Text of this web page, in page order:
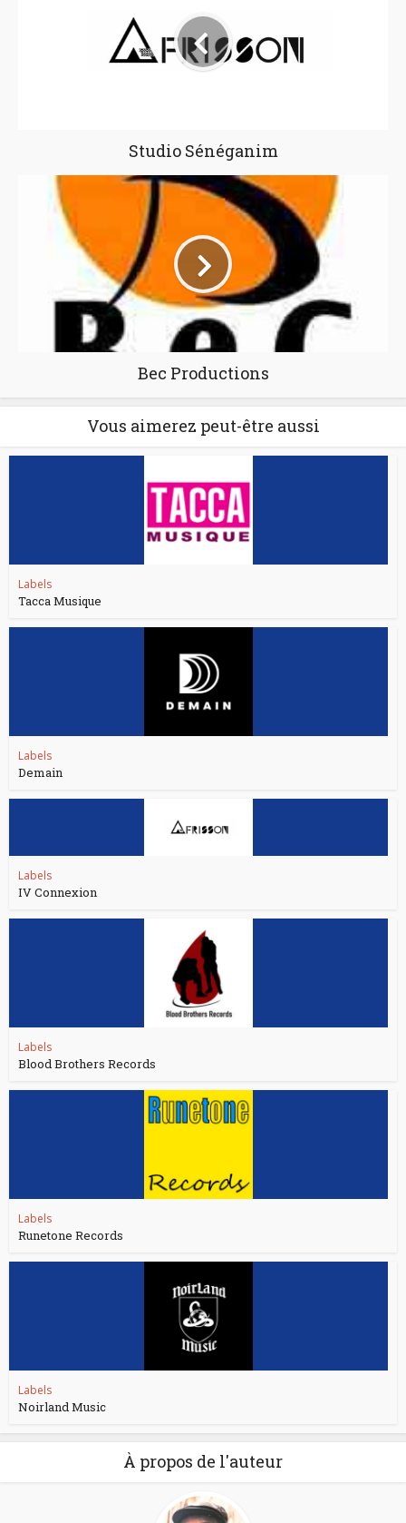
Studio Sénéganim
Bec Productions
Vous aimerez peut-être aussi
Labels
Tacca Musique
Labels
Demain
Labels
IV Connexion
Labels
Blood Brothers Records
Labels
Runetone Records
Labels
Noirland Music
À propos de l'auteur